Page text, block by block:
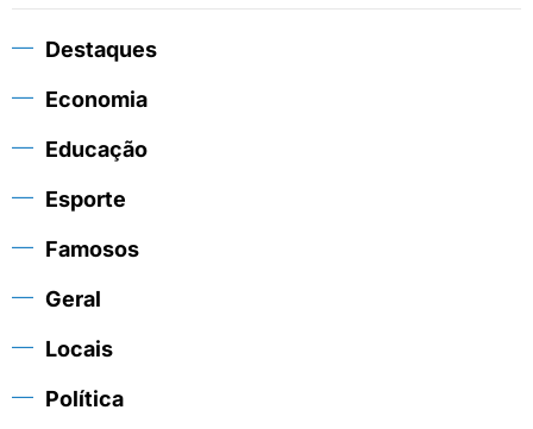
Destaques
Economia
Educação
Esporte
Famosos
Geral
Locais
Política